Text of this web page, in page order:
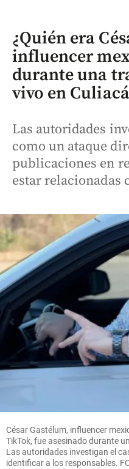
¿Quién era
influencer
durante una
vivo en
Las autoridades
como un ataque
publicaciones en
estar relacionadas
César Gastélum, influencer
TikTok, fue asesinado durante
Las autoridades investigan el
identificar a los responsables.